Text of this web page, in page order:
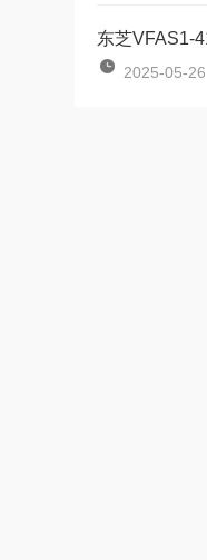
2025-05-26